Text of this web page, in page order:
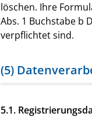
löschen. Ihre
Abs. 1 Buchstabe b
verpflichtet sind.
(5)
5.1.